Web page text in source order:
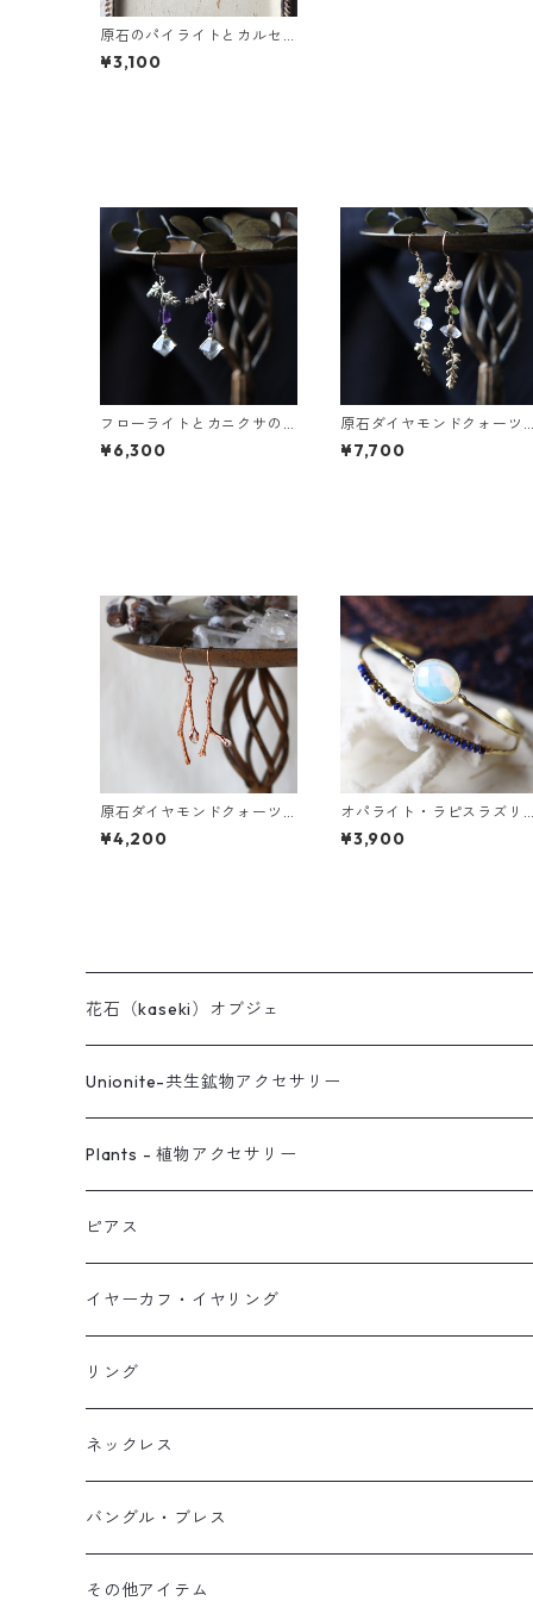
原石のパイライトとカルセ
ドニーのピアス
¥3,100
フローライトとカニクサの
葉ピアス
¥6,300
原石ダイヤモンドクォーツ
とカニクサの葉ピアス
¥7,700
原石ダイヤモンドクォーツ
の小枝ピアス
¥4,200
オパライト・ラピスラズリ
の2連バングル
¥3,900
花石（kaseki）オブジェ
Unionite-共生鉱物アクセサリー
ピアス
ネックレス
イヤーカフ
イヤリング
Plants - 植物アクセサリー
ピアス
ネックレス
リング
ブレス
オブジェ
イヤーカフ
ピアス
スタッド・一粒
フック・ぶら下がり
フープ
イヤーカフ・イヤリング
原石イヤーカフ
植物イヤーカフ
ぶら下がりイヤーカフ
2連イヤーカフ
リング
ネックレス
バングル・ブレス
ブレスレット
その他アイテム